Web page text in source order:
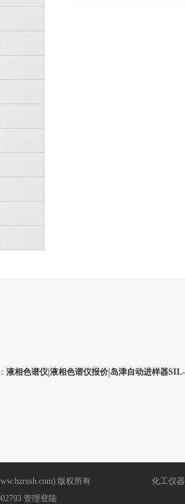
液相色谱仪|液相色谱仪报价|岛津自动进样器
版权所有
管理登陆
化工仪